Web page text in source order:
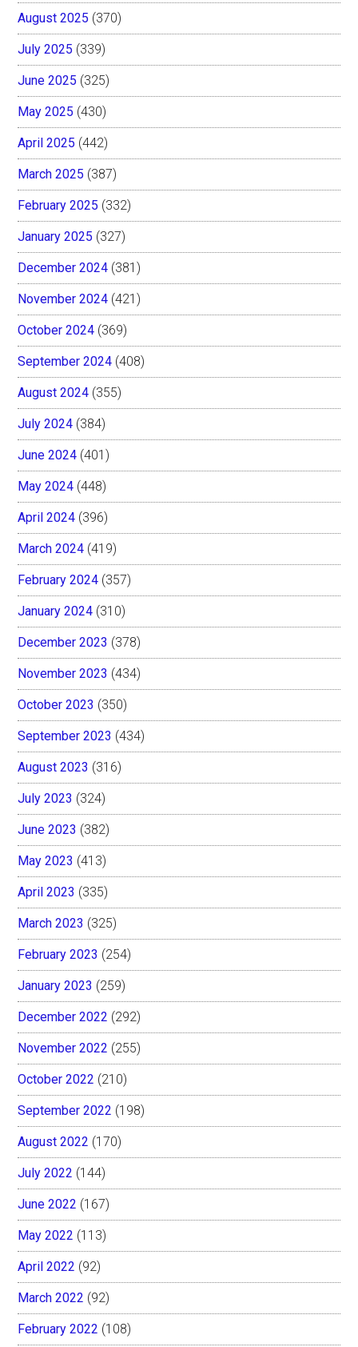
August 2025 (370)
July 2025 (339)
June 2025 (325)
May 2025 (430)
April 2025 (442)
March 2025 (387)
February 2025 (332)
January 2025 (327)
December 2024 (381)
November 2024 (421)
October 2024 (369)
September 2024 (408)
August 2024 (355)
July 2024 (384)
June 2024 (401)
May 2024 (448)
April 2024 (396)
March 2024 (419)
February 2024 (357)
January 2024 (310)
December 2023 (378)
November 2023 (434)
October 2023 (350)
September 2023 (434)
August 2023 (316)
July 2023 (324)
June 2023 (382)
May 2023 (413)
April 2023 (335)
March 2023 (325)
February 2023 (254)
January 2023 (259)
December 2022 (292)
November 2022 (255)
October 2022 (210)
September 2022 (198)
August 2022 (170)
July 2022 (144)
June 2022 (167)
May 2022 (113)
April 2022 (92)
March 2022 (92)
February 2022 (108)